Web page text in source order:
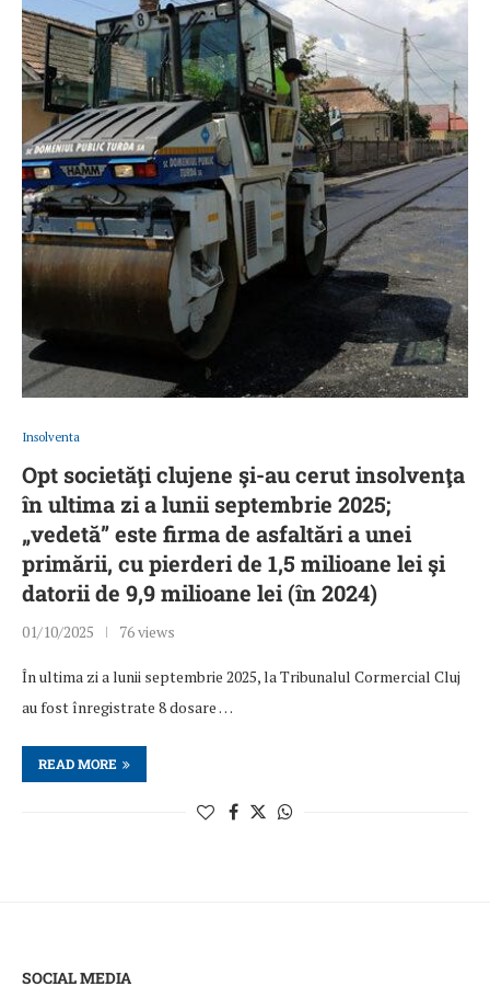
Insolventa
Opt societăţi clujene şi-au cerut insolvenţa
în ultima zi a lunii septembrie 2025;
„vedetă” este firma de asfaltări a unei
primării, cu pierderi de 1,5 milioane lei şi
datorii de 9,9 milioane lei (în 2024)
01/10/2025 76 views
În ultima zi a lunii septembrie 2025, la Tribunalul Cormercial Cluj
au fost înregistrate 8 dosare …
READ MORE
SOCIAL MEDIA